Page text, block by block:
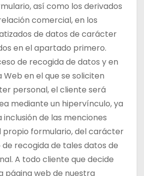
así como los derivados
comercial, en los
de datos de carácter
en el apartado primero.
de recogida de datos y en
en el que se soliciten
personal, el cliente será
mediante un hipervínculo, ya
de las menciones
propio formulario, del carácter
recogida de tales datos de
A todo cliente que decide
página web de nuestra